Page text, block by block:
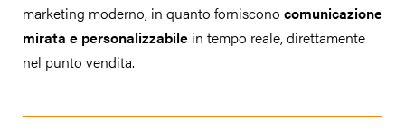
marketing moderno, in quanto forniscono comunicazione
mirata e personalizzabile in tempo reale, direttamente
nel punto vendita.